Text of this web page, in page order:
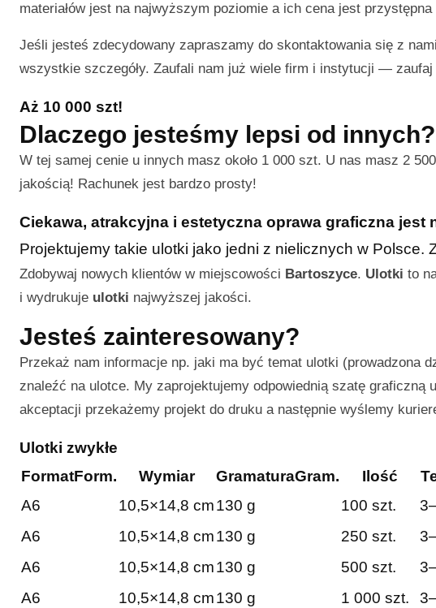
materiałów jest na najwyższym poziomie a ich cena jest
Jeśli jesteś zdecydowany zapraszamy do skontaktowania się z
wszystkie szczegóły. Zaufali nam już wiele firm i instytucji — zaufaj
Aż 10 000 szt!
Dlaczego jesteśmy lepsi od innych?
W tej samej cenie u innych masz około 1 000 szt. U nas masz 2
jakością! Rachunek jest bardzo prosty!
Ciekawa, atrakcyjna i estetyczna oprawa graficzna jest
Projektujemy takie ulotki jako jedni z nielicznych w Polsce.
Zdobywaj nowych klientów w miejscowości Bartoszyce. Ulotki to
i wydrukuje ulotki najwyższej jakości.
Jesteś zainteresowany?
Przekaż nam informacje np. jaki ma być temat ulotki (prowadzona
znaleźć na ulotce. My zaprojektujemy odpowiednią szatę graficzną
akceptacji przekażemy projekt do druku a następnie wyślemy
Ulotki zwykłe
FormatForm. Wymiar GramaturaGram. Ilość
A6
10,5×14,8 cm130 g 100 szt.
A6 10,5×14,8 cm130 g 250 szt.
A6 10,5×14,8 cm130 g 500 szt.
A6 10,5×14,8 cm130 g 1 000 szt.